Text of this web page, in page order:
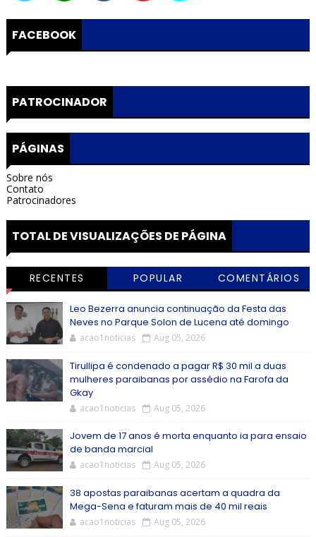
FACEBOOK
PATROCINADOR
PÁGINAS
Sobre nós
Contato
Patrocinadores
TOTAL DE VISUALIZAÇÕES DE PÁGINA
RECENTES POPULAR COMENTÁRIOS
Leo Bezerra anuncia continuação da Festa das
Neves no Parque Solon de Lucena até domingo
acao1noticias Aug 05, 2026
Tirullipa é condenado a pagar R$ 30 mil a duas
mulheres paraibanas por assédio na Farofa da
Gkay
acao1noticias Aug 05, 2026
Jovem de 17 anos é morta enquanto ia para ensaio
de banda marcial
acao1noticias Aug 05, 2026
38 apostas paraibanas acertam a quadra da
Mega-Sena e faturam mais de 40 mil reais
acao1noticias Aug 05, 2026